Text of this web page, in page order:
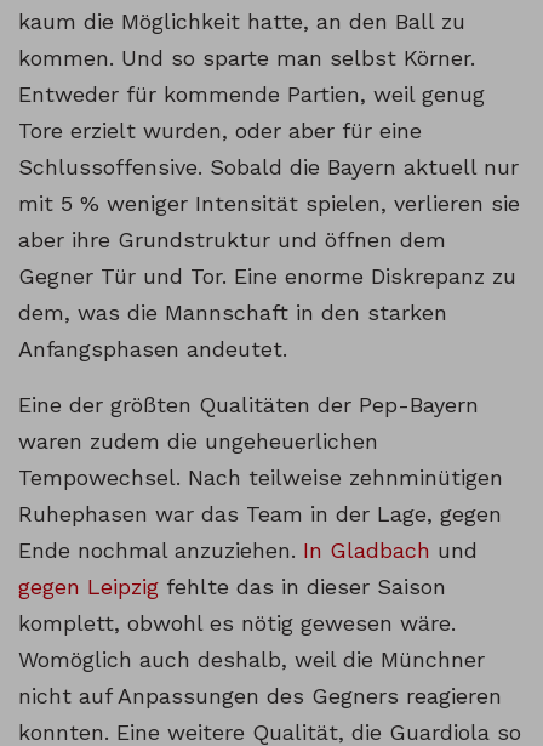
kaum die Möglichkeit hatte, an den Ball zu
kommen. Und so sparte man selbst Körner.
Entweder für kommende Partien, weil genug
Tore erzielt wurden, oder aber für eine
Schlussoffensive. Sobald die Bayern aktuell nur
mit 5 % weniger Intensität spielen, verlieren sie
aber ihre Grundstruktur und öffnen dem
Gegner Tür und Tor. Eine enorme Diskrepanz zu
dem, was die Mannschaft in den starken
Anfangsphasen andeutet.
Eine der größten Qualitäten der Pep-Bayern
waren zudem die ungeheuerlichen
Tempowechsel. Nach teilweise zehnminütigen
Ruhephasen war das Team in der Lage, gegen
Ende nochmal anzuziehen. In Gladbach und
gegen Leipzig fehlte das in dieser Saison
komplett, obwohl es nötig gewesen wäre.
Womöglich auch deshalb, weil die Münchner
nicht auf Anpassungen des Gegners reagieren
konnten. Eine weitere Qualität, die Guardiola so